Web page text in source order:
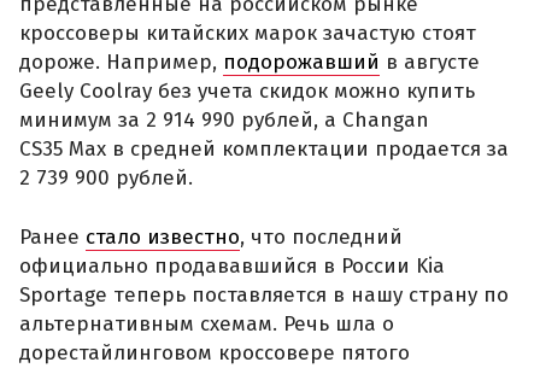
кроссоверы китайских марок зачастую стоят
дороже. Например, подорожавший в августе
Geely Coolray без учета скидок можно купить
минимум за 2 914 990 рублей, а Changan
CS35 Max в средней комплектации продается за
2 739 900 рублей.
Ранее стало известно, что последний
официально продававшийся в России Kia
Sportage теперь поставляется в нашу страну по
альтернативным схемам. Речь шла о
дорестайлинговом кроссовере пятого